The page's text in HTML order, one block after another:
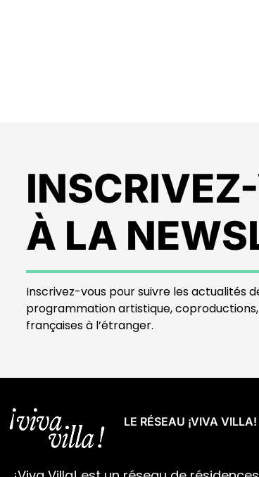
À LA
Inscrivez-vous pour suivre les actualités
programmation artistique,
françaises à l’étranger.
LE RÉSEAU ¡VIVA VILLA!